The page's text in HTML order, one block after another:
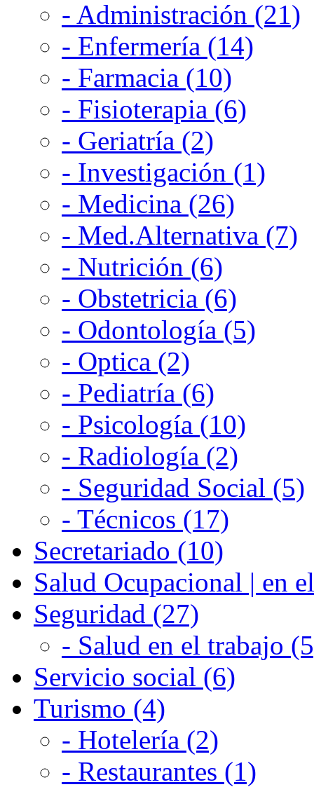
- Administración (21)
- Enfermería (14)
- Farmacia (10)
- Fisioterapia (6)
- Geriatría (2)
- Investigación (1)
- Medicina (26)
- Med.Alternativa (7)
- Nutrición (6)
- Obstetricia (6)
- Odontología (5)
- Optica (2)
- Pediatría (6)
- Psicología (10)
- Radiología (2)
- Seguridad Social (5)
- Técnicos (17)
Secretariado (10)
Salud Ocupacional | en
Seguridad (27)
- Salud en el trabajo
Servicio social (6)
Turismo (4)
- Hotelería (2)
- Restaurantes (1)